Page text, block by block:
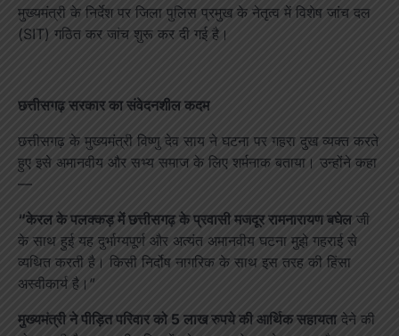
मुख्यमंत्री के निर्देश पर जिला पुलिस प्रमुख के नेतृत्व में विशेष जांच दल
(SIT) गठित कर जांच शुरू कर दी गई है।
छत्तीसगढ़ सरकार का संवेदनशील कदम
छत्तीसगढ़ के मुख्यमंत्री विष्णु देव साय ने घटना पर गहरा दुख व्यक्त करते
हुए इसे अमानवीय और सभ्य समाज के लिए शर्मनाक बताया। उन्होंने कहा
—
“केरल के पलक्कड़ में छत्तीसगढ़ के प्रवासी मजदूर रामनारायण बघेलजी
के साथ हुई यह दुर्भाग्यपूर्ण और अत्यंत अमानवीय घटना मुझे गहराई से
व्यथित करती है। किसी निर्दोष नागरिक के साथ इस तरह की हिंसा
अस्वीकार्य है।”
मुख्यमंत्री ने पीड़ित परिवार को 5 लाख रुपये की आर्थिक सहायतादेने की